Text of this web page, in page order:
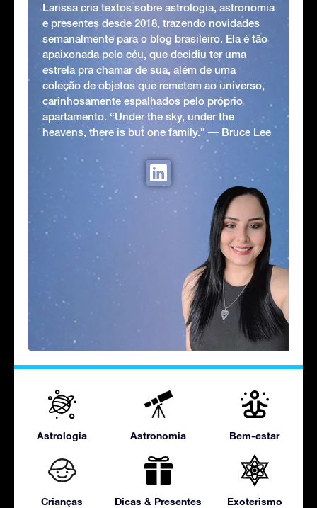
Larissa cria textos sobre astrologia, astronomia
e presentes desde 2018, trazendo novidades
semanalmente para o blog brasileiro. Ela é tão
apaixonada pelo céu, que decidiu ter uma
estrela pra chamar de sua, além de uma
coleção de objetos que remetem ao universo,
carinhosamente espalhados pelo próprio
apartamento. “Under the sky, under the
heavens, there is but one family.” ― Bruce Lee
Astrologia Astronomia Bem-estar
Crianças Dicas & Presentes Exoterismo